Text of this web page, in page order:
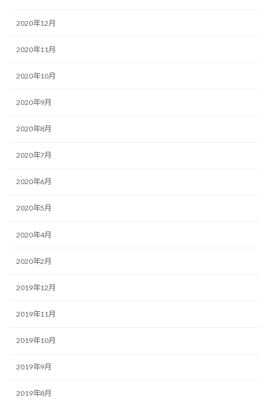
2020年12月
2020年11月
2020年10月
2020年9月
2020年8月
2020年7月
2020年6月
2020年5月
2020年4月
2020年2月
2019年12月
2019年11月
2019年10月
2019年9月
2019年8月